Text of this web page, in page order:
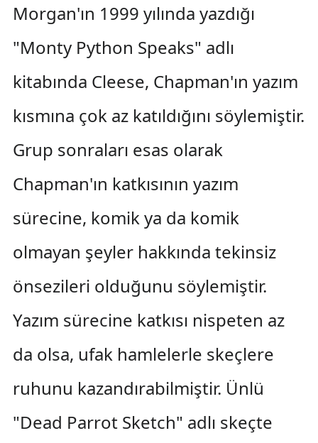
Morgan'ın 1999 yılında yazdığı
"Monty Python Speaks" adlı
kitabında Cleese, Chapman'ın yazım
kısmına çok az katıldığını söylemiştir.
Grup sonraları esas olarak
Chapman'ın katkısının yazım
sürecine, komik ya da komik
olmayan şeyler hakkında tekinsiz
önsezileri olduğunu söylemiştir.
Yazım sürecine katkısı nispeten az
da olsa, ufak hamlelerle skeçlere
ruhunu kazandırabilmiştir. Ünlü
"Dead Parrot Sketch" adlı skeçte